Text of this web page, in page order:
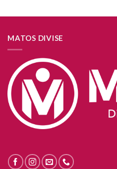
MATOS DIVISE